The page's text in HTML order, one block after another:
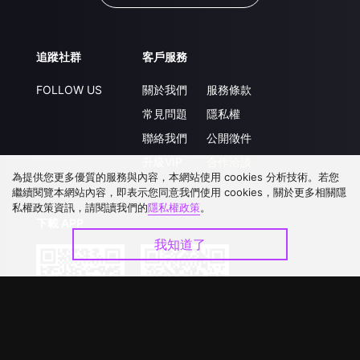
追蹤社群
FOLLOW US
客戶服務
關於我們
常見問題
聯絡我們
服務條款
隱私權
公開徵件
為提供您更多優質的服務與內容，本網站使用 cookies 分析技術。若您
繼續閱覽本網站內容，即表示您同意我們使用 cookies，關於更多相關隱
私權政策資訊，請閱讀我們的隱私權政策。
我知道了